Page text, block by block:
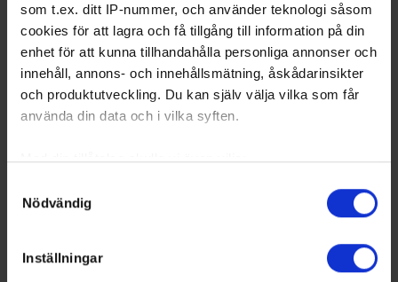
som t.ex. ditt IP-nummer, och använder teknologi såsom
cookies för att lagra och få tillgång till information på din
enhet för att kunna tillhandahålla personliga annonser och
innehåll, annons- och innehållsmätning, åskådarinsikter
och produktutveckling. Du kan själv välja vilka som får
använda din data och i vilka syften.
Med din tillåtelse skulle vi även vilja:
kan ha en noggrannhet på upp till flera meter
Ta reda på mer om hur dina personliga uppgifter
Nödvändig
Inställningar
Swehockey – Svenska Ishockeyförbundets officiella app
Swehockey ger dig tillgång till nyheter, livebevakning
Sverige. Du kan följa dina favoritserier och lägga upp
egna favoritlag i appen. För dina favoritlag kan du
sedan välja att få pushnotiser när laget gör mål, i
Swehockey ger dig: